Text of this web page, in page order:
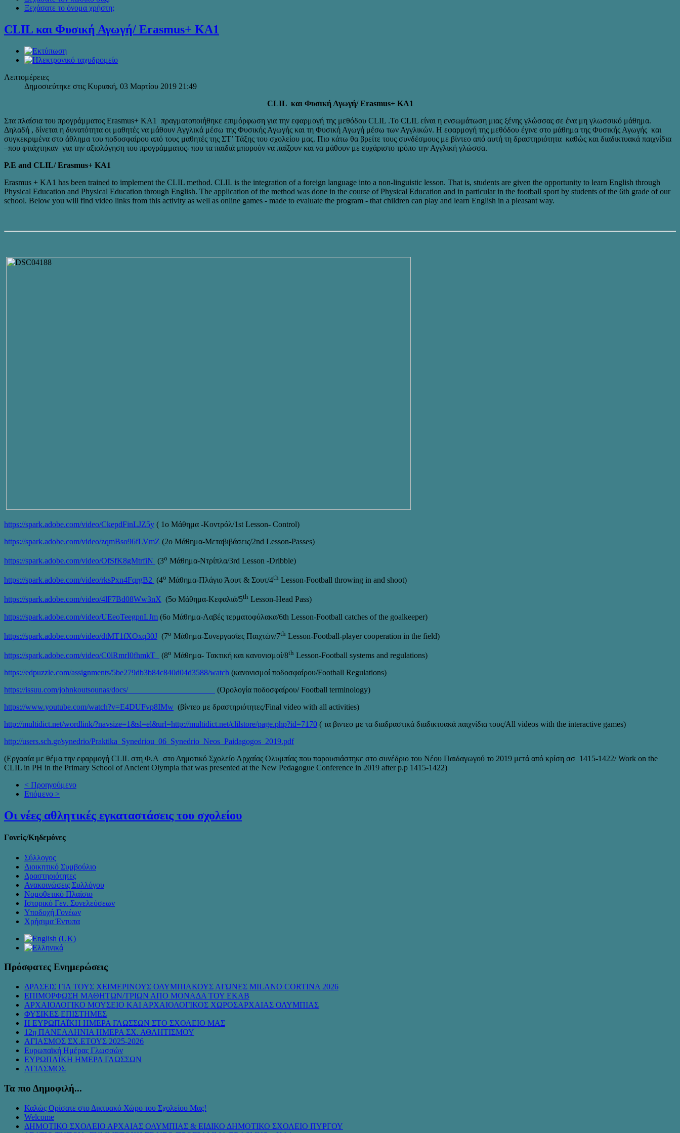
Ξεχάσατε το όνομα χρήστη;
CLIL και Φυσική Αγωγή/ Erasmus+ KA1
Λεπτομέρειες
Δημοσιεύτηκε στις Κυριακή, 03 Μαρτίου 2019 21:49
CLIL και Φυσική Αγωγή/Erasmus+ KA1
Στα πλαίσια του προγράμματος Erasmus+ KA1 πραγματοποιήθηκε επιμόρφωση για την εφαρμογή της μεθόδου CLIL .Το CLIL είναι η ενσωμάτωση μιας ξένης γλώσσας σε ένα μη γλωσσικό μάθημα.
Δηλαδή , δίνεται η δυνατότητα οι μαθητές να μάθουν Αγγλικά μέσω της Φυσικής Αγωγής και τη Φυσική Αγωγή μέσω των Αγγλικών. Η εφαρμογή της μεθόδου έγινε στο μάθημα της Φυσικής Αγωγής και
συγκεκριμένα στο άθλημα του ποδοσφαίρου από τους μαθητές της ΣΤ’ Τάξης του σχολείου μας. Πιο κάτω θα βρείτε τους συνδέσμους με βίντεο από αυτή τη δραστηριότητα καθώς και διαδικτυακά παιχνίδια
–που φτιάχτηκαν για την αξιολόγηση του προγράμματος- που τα παιδιά μπορούν να παίξουν και να μάθουν με ευχάριστο τρόπο την Αγγλική γλώσσα.
P.E and CLIL/ Erasmus+ KA1
Erasmus + KA1 has been trained to implement the CLIL method. CLIL is the integration of a foreign language into a non-linguistic lesson. That is, students are given the opportunity to learn English through
Physical Education and Physical Education through English. The application of the method was done in the course of Physical Education and in particular in the football sport by students of the 6th grade of our
school. Below you will find video links from this activity as well as online games - made to evaluate the program - that children can play and learn English in a pleasant way.
https://spark.adobe.com/video/CkepdFinLJZ5y ( 1ο Μάθημα -Κοντρόλ/1st Lesson- Control)
https://spark.adobe.com/video/zqmBso96fLVmZ (2o Μάθημα-Μεταβιβάσεις/2nd Lesson-Passes)
https://spark.adobe.com/video/OfSfK8gMtrfiN (3ο Μάθημα-Ντρίπλα/3rd Lesson -Dribble)
https://spark.adobe.com/video/rksPxn4FqrgB2 (4ο Μάθημα-Πλάγιο Άουτ & Σουτ/4th Lesson-Football throwing in and shoot)
https://spark.adobe.com/video/4lF7Bd08Ww3nX (5o Μάθημα-Κεφαλιά/5th Lesson-Head Pass)
https://spark.adobe.com/video/UEeoTeegpnLJm (6ο Μάθημα-Λαβές τερματοφύλακα/6th Lesson-Football catches of the goalkeeper)
https://spark.adobe.com/video/dtMT1fXOxq30J (7ο Μάθημα-Συνεργασίες Παιχτών/7th Lesson-Football-player cooperation in the field)
https://spark.adobe.com/video/C0lRmrI0fhmkT (8ο Μάθημα- Τακτική και κανονισμοί/8th Lesson-Football systems and regulations)
https://edpuzzle.com/assignments/5be279db3b84c840d04d3588/watch (κανονισμοί ποδοσφαίρου/Football Regulations)
https://issuu.com/johnkoutsounas/docs/____________________
(Ορολογία ποδοσφαίρου/ Football terminology)
https://www.youtube.com/watch?v=E4DUFvp8IMw (βίντεο με δραστηριότητες/Final video with all activities)
http://multidict.net/wordlink/?navsize=1&sl=el&url=http://multidict.net/clilstore/page.php?id=7170 ( τα βιντεο με τα διαδραστικά διαδικτυακά παιχνίδια τους/All videos with the interactive games)
http://users.sch.gr/synedrio/Praktika_Synedriou_06_Synedrio_Neos_Paidagogos_2019.pdf
(Εργασία με θέμα την εφαρμογή CLIL στη Φ.Α στο Δημοτικό Σχολείο Αρχαίας Ολυμπίας που παρουσιάστηκε στο συνέδριο του Νέου Παιδαγωγού το 2019 μετά από κρίση σσ 1415-1422/ Work on the
CLIL in PH in the Primary School of Ancient Olympia that was presented at the New Pedagogue Conference in 2019 after p.p 1415-1422)
< Προηγούμενο
Επόμενο >
Οι νέες αθλητικές εγκαταστάσεις του σχολείου
Γονείς/Κηδεμόνες
Σύλλογος
Διοικητικό Συμβούλιο
Δραστηριότητες
Ανακοινώσεις Συλλόγου
Νομοθετικό Πλαίσιο
Ιστορικό Γεν. Συνελεύσεων
Υποδοχή Γονέων
Χρήσιμα Έντυπα
Πρόσφατες Ενημερώσεις
ΔΡΑΣΕΙΣ ΓΙΑ ΤΟΥΣ ΧΕΙΜΕΡΙΝΟΥΣ ΟΛΥΜΠΙΑΚΟΥΣ ΑΓΩΝΕΣ MILANO CORTINA 2026
ΕΠΙΜΟΡΦΩΣΗ ΜΑΘΗΤΩΝ/ΤΡΙΩΝ ΑΠΟ ΜΟΝΑΔΑ ΤΟΥ ΕΚΑΒ
ΑΡΧΑΙΟΛΟΓΙΚΟ ΜΟΥΣΕΙΟ ΚΑΙ ΑΡΧΑΙΟΛΟΓΙΚΟΣ ΧΩΡΟΣΑΡΧΑΙΑΣ ΟΛΥΜΠΙΑΣ
ΦΥΣΙΚΕΣ ΕΠΙΣΤΗΜΕΣ
Η ΕΥΡΩΠΑΪΚΗ ΗΜΕΡΑ ΓΛΩΣΣΩΝ ΣΤΟ ΣΧΟΛΕΙΟ ΜΑΣ
12η ΠΑΝΕΛΛΗΝΙΑ ΗΜΕΡΑ ΣΧ. ΑΘΛΗΤΙΣΜΟΥ
ΑΓΙΑΣΜΟΣ ΣΧ.ΕΤΟΥΣ 2025-2026
Ευρωπαϊκή Ημέρας Γλωσσών
ΕΥΡΩΠΑΪΚΗ ΗΜΕΡΑ ΓΛΩΣΣΩΝ
ΑΓΙΑΣΜΟΣ
Τα πιο Δημοφιλή...
Καλώς Ορίσατε στο Δικτυακό Χώρο του Σχολείου Μας!
Welcome
ΔΗΜΟΤΙΚΟ ΣΧΟΛΕΙΟ ΑΡΧΑΙΑΣ ΟΛΥΜΠΙΑΣ & ΕΙΔΙΚΟ ΔΗΜΟΤΙΚΟ ΣΧΟΛΕΙΟ ΠΥΡΓΟΥ